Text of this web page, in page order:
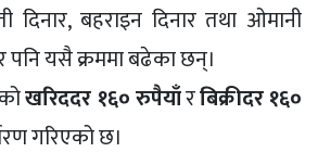
बहराइन दिनार तथा ओमानी
पनि यसै क्रममा बढेका छन्।
खरिददर १६० रुपैयाँरबिक्रीदर १६०
गरिएको छ।